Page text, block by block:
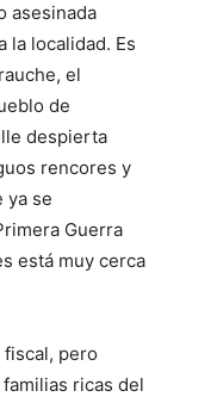
asesinada
la localidad. Es
el
de
despierta
rencores y
ya se
Guerra
está muy cerca
pero
ricas del